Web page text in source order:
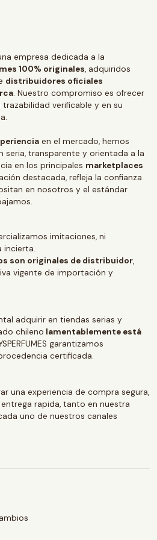
empresa dedicada a la
100% originales, adquiridos
distribuidores oficiales
. Nuestro compromiso es ofrecer
verificable y en su
en el mercado, hemos
seria, transparente y orientada a la
en los principales marketplaces
destacada, refleja la confianza
en nosotros y el estándar
imitaciones, ni
incierta.
son originales de distribuidor,
vigente de importación y
adquirir en tiendas serias y
chileno lamentablemente está
garantizamos
certificada.
una experiencia de compra segura,
rapida, tanto en nuestra
uno de nuestros canales